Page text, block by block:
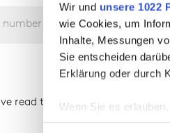
Wir und unsere 1022
wie Cookies, um
Inhalte, Messungen
Sie entscheiden
Erklärung oder durch
Wenn Sie es
Informationen
number
read the data protection